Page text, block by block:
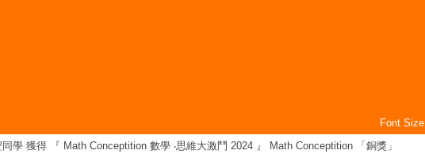
Font Size
學 獲得 『 Math Conceptition 數學 ‧思維大激鬥 2024 』 Math Conceptition 「銅獎」